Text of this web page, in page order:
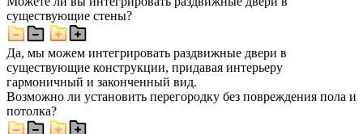
существующие стены?
Да, мы можем интегрировать раздвижные двери в
существующие конструкции, придавая интерьеру
гармоничный и законченный вид.
Возможно ли установить перегородку без повреждения пола и
потолка?